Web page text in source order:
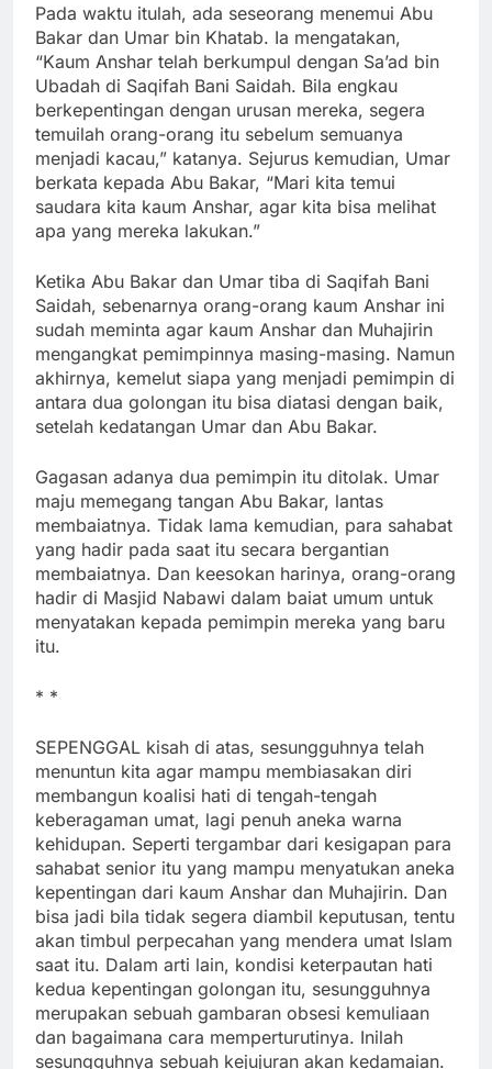
Pada waktu itulah, ada seseorang menemui Abu
Bakar dan Umar bin Khatab. Ia mengatakan,
“Kaum Anshar telah berkumpul dengan Sa’ad bin
Ubadah di Saqifah Bani Saidah. Bila engkau
berkepentingan dengan urusan mereka, segera
temuilah orang-orang itu sebelum semuanya
menjadi kacau,” katanya. Sejurus kemudian, Umar
berkata kepada Abu Bakar, “Mari kita temui
saudara kita kaum Anshar, agar kita bisa melihat
apa yang mereka lakukan.”
Ketika Abu Bakar dan Umar tiba di Saqifah Bani
Saidah, sebenarnya orang-orang kaum Anshar ini
sudah meminta agar kaum Anshar dan Muhajirin
mengangkat pemimpinnya masing-masing. Namun
akhirnya, kemelut siapa yang menjadi pemimpin di
antara dua golongan itu bisa diatasi dengan baik,
setelah kedatangan Umar dan Abu Bakar.
Gagasan adanya dua pemimpin itu ditolak. Umar
maju memegang tangan Abu Bakar, lantas
membaiatnya. Tidak lama kemudian, para sahabat
yang hadir pada saat itu secara bergantian
membaiatnya. Dan keesokan harinya, orang-orang
hadir di Masjid Nabawi dalam baiat umum untuk
menyatakan kepada pemimpin mereka yang baru
itu.
* *
SEPENGGAL kisah di atas, sesungguhnya telah
menuntun kita agar mampu membiasakan diri
membangun koalisi hati di tengah-tengah
keberagaman umat, lagi penuh aneka warna
kehidupan. Seperti tergambar dari kesigapan para
sahabat senior itu yang mampu menyatukan aneka
kepentingan dari kaum Anshar dan Muhajirin. Dan
bisa jadi bila tidak segera diambil keputusan, tentu
akan timbul perpecahan yang mendera umat Islam
saat itu. Dalam arti lain, kondisi keterpautan hati
kedua kepentingan golongan itu, sesungguhnya
merupakan sebuah gambaran obsesi kemuliaan
dan bagaimana cara memperturutinya. Inilah
sesungguhnya sebuah kejujuran akan kedamaian.